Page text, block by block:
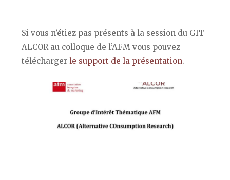
Si vous n’étiez pas présents à la session du GIT
ALCOR au colloque de l’AFM vous pouvez
télécharger le support de la présentation.